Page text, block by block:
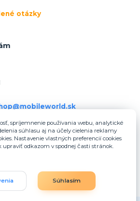
otázky
spríjemnenie používania webu, analytické
súhlasu aj na účely cielenia reklamy
Nastavenie vlastných preferencií cookies
upraviť odkazom v spodnej časti stránok.
Súhlasím